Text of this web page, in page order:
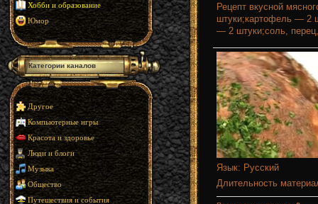
Хобби и образование
Юмор
Категории каналов
Другое
Компьютерные игры
Красота и здоровье
Люди и блоги
Музыка
Общество
Путешествия и события
Рецепт вкусной
штуки;картофель — 2
— 2 штуки;соль,
Язык: Русский
Длительность